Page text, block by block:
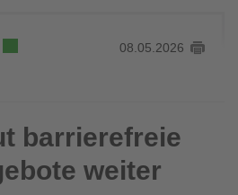
08.05.2026
weiter aus
barrierefreie
weiter